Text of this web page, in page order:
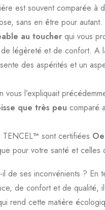
est souvent comparée à
sans en être pour autant.
au toucher qui vous
de légèreté et de confort. A
des aspérités et un
vous l’expliquait
que très peu comparé
™ sont certifiées
pour votre santé et celles
il de ses inconvénients ? En
de confort et de qualité, il
rend cette matière